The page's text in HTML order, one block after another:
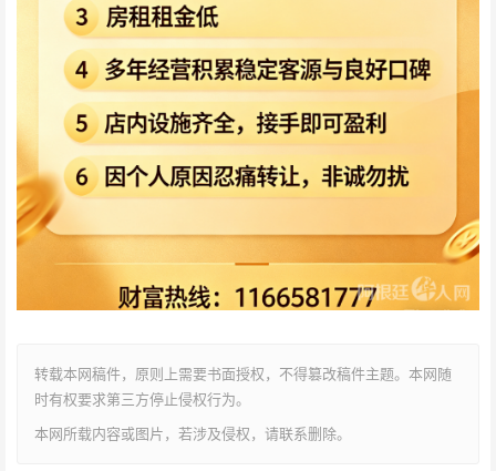
转载本网稿件，原则上需要书面授权，不得篡改稿件主题。本网随
时有权要求第三方停止侵权行为。
本网所载内容或图片，若涉及侵权，请联系删除。